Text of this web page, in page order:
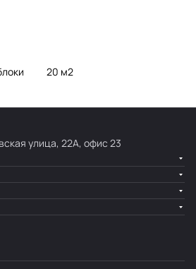
20 м2
улица, 22А, офис 23